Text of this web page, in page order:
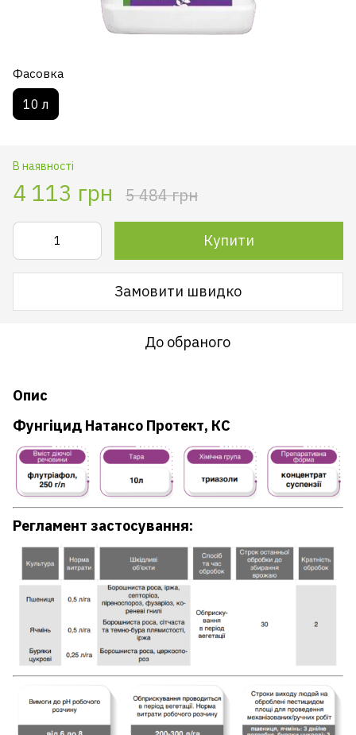
Фасовка
10 л
В наявності
4 113 грн 5 484 грн
Купити
Замовити швидко
До обраного
Опис
Фунгіцид Натансо Протект, КС
Регламент застосування: